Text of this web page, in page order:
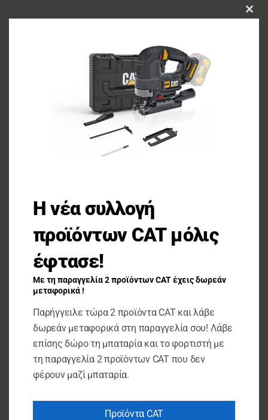
Κατσαβίδια & Μύτες
GADGET ΣΕΤ ΤΑΦ & ΜΥΤΕΣ 16τεμ 225204
€8.25
ΠΡΟΣΘΉΚΗ ΣΤΟ ΚΑΛΆΘΙ
Η νέα συλλογή
προϊόντων CAT μόλις
έφτασε!
Με τη παραγγελία 2 προϊόντων CAT έχεις δωρεάν
μεταφορικά !
Παρήγγειλε τώρα 2 προϊόντα CAT και λάβε
δωρεάν μεταφορικά στη παραγγελία σου! Λάβε
επίσης δώρο τη μπαταρία και το φορτιστή με
τη παραγγελία 2 προϊόντων CAT που δεν
φέρουν μαζί μπαταρία.
Προϊόντα CAT